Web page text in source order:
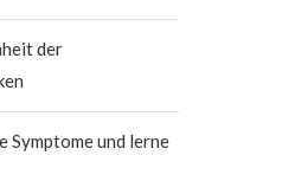
der
Symptome und lerne